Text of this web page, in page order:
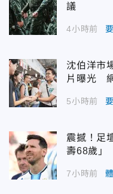
議
4小時前
沈伯洋市
片曝光
5小時前
震撼！足
壽68歲」
7小時前